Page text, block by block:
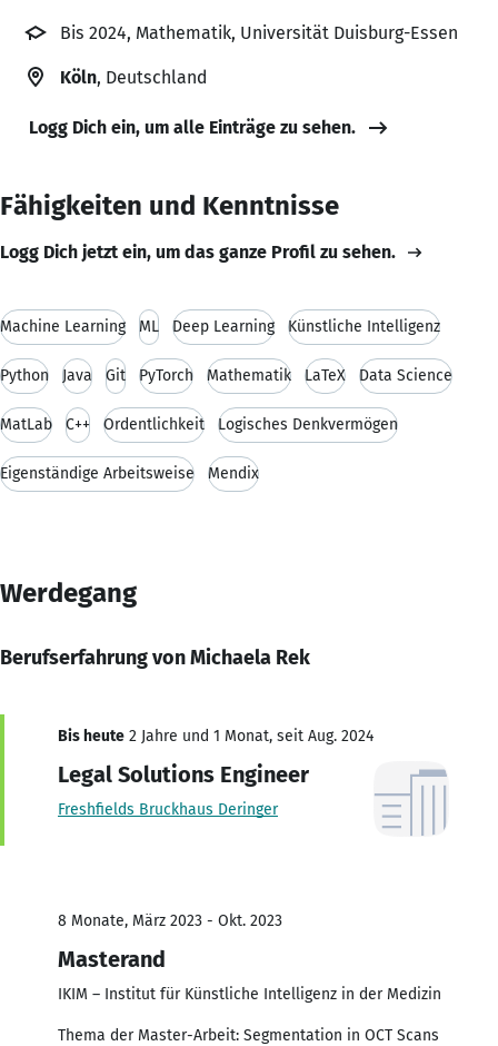
Bis 2024, Mathematik, Universität Duisburg-Essen
Köln, Deutschland
Logg Dich ein, um alle Einträge zu sehen.
Fähigkeiten und Kenntnisse
Logg Dich jetzt ein, um das ganze Profil zu sehen.
Machine Learning ML Deep Learning Künstliche Intelligenz
Python Java Git PyTorch Mathematik LaTeX Data Science
MatLab C++ Ordentlichkeit Logisches Denkvermögen
Eigenständige Arbeitsweise Mendix
Werdegang
Berufserfahrung von Michaela Rek
Bis heute 2 Jahre und 1 Monat, seit Aug. 2024
Legal Solutions Engineer
Freshfields Bruckhaus Deringer
8 Monate, März 2023 - Okt. 2023
Masterand
IKIM – Institut für Künstliche Intelligenz in der Medizin
Thema der Master-Arbeit: Segmentation in OCT Scans